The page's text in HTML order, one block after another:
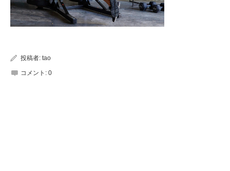
投稿者: tao
コメント: 0